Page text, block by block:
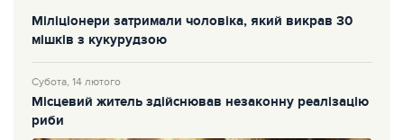
Міліціонери затримали чоловіка, який викрав 30
мішків з кукурудзою
Субота, 14 лютого
Місцевий житель здійснював незаконну реалізацію
риби